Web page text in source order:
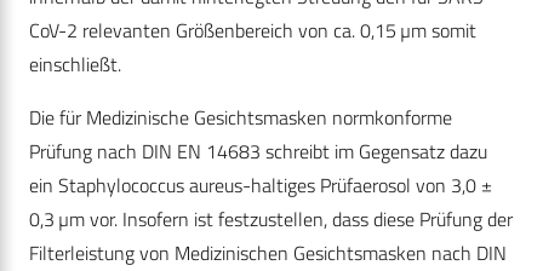
CoV-2 relevanten Größenbereich von ca. 0,15 µm somit
einschließt.
Die für Medizinische Gesichtsmasken normkonforme
Prüfung nach DIN EN 14683 schreibt im Gegensatz dazu
ein Staphylococcus aureus-haltiges Prüfaerosol von 3,0 ±
0,3 µm vor. Insofern ist festzustellen, dass diese Prüfung der
Filterleistung von Medizinischen Gesichtsmasken nach DIN